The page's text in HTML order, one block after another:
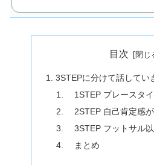
目次
3STEPに分けて話してい
1STEP プレースタ
2STEP 自己肯定感
3STEP フットサル
まとめ